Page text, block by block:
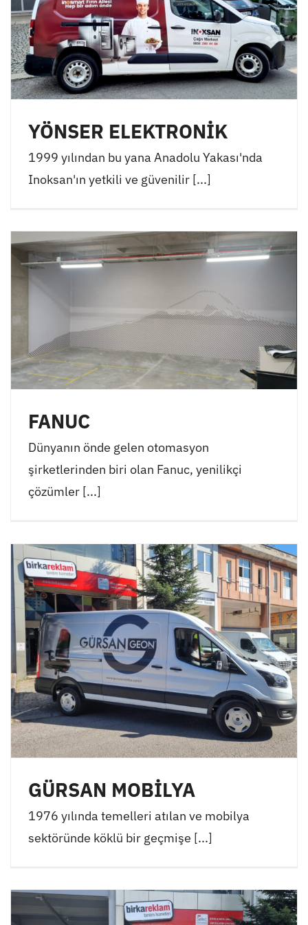
YÖNSER ELEKTRONİK
1999 yılından bu yana Anadolu Yakası'nda
Inoksan'ın yetkili ve güvenilir [...]
FANUC
Dünyanın önde gelen otomasyon
şirketlerinden biri olan Fanuc, yenilikçi
çözümler [...]
GÜRSAN MOBİLYA
1976 yılında temelleri atılan ve mobilya
sektöründe köklü bir geçmişe [...]